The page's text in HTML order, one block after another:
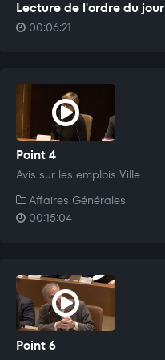
Lecture de l'ordre du jour
00:06:21
Point 4
Avis sur les emplois Ville.
Affaires Générales
00:15:04
Point 6